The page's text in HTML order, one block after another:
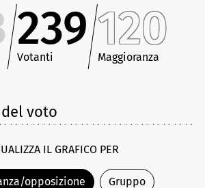
239
Votanti
120
Maggioranza
voto
IL GRAFICO PER
opposizione Gruppo